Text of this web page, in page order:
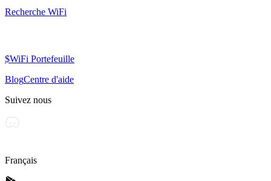
Recherche WiFi
$WiFi Portefeuille
BlogCentre d'aide
Suivez nous
Français